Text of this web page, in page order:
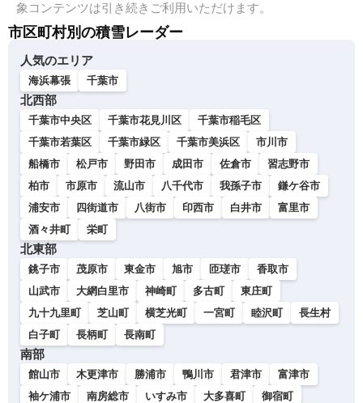
象コンテンツは引き続きご利用いただけます。
市区町村別の積雪レーダー
人気のエリア
海浜幕張 千葉市
北西部
千葉市中央区 千葉市花見川区
千葉市稲毛区
千葉市若葉区
千葉市緑区 千葉市美浜区
市川市
船橋市
松戸市 野田市 成田市 佐倉市
習志野市
柏市
市原市 流山市 八千代市 我孫子市
鎌ケ谷市
浦安市
四街道市 八街市 印西市 白井市
富里市
酒々井町
栄町
北東部
銚子市 茂原市 東金市 旭市 匝瑳市
香取市
山武市
大網白里市 神崎町 多古町
東庄町
九十九里町
芝山町 横芝光町 一宮町 睦沢町
長生村
白子町
長柄町 長南町
南部
館山市 木更津市 勝浦市 鴨川市 君津市
富津市
袖ケ浦市
南房総市 いすみ市 大多喜町
御宿町